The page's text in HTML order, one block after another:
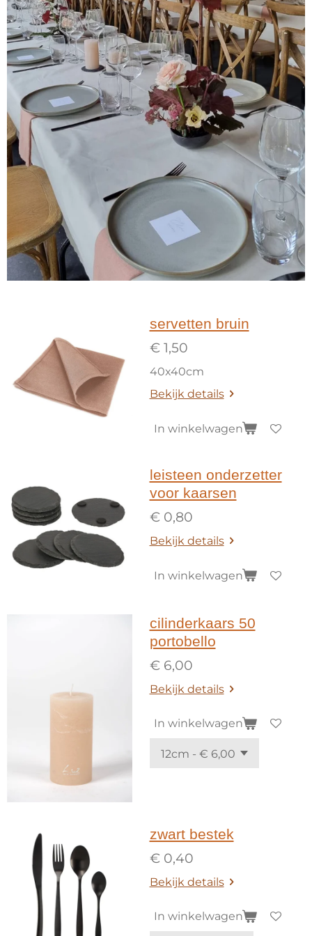
servetten bruin
€ 1,50
40x40cm
Bekijk details
In winkelwagen
leisteen onderzetter
voor kaarsen
€ 0,80
Bekijk details
In winkelwagen
cilinderkaars 50
portobello
€ 6,00
Bekijk details
In winkelwagen
zwart bestek
€ 0,40
Bekijk details
In winkelwagen